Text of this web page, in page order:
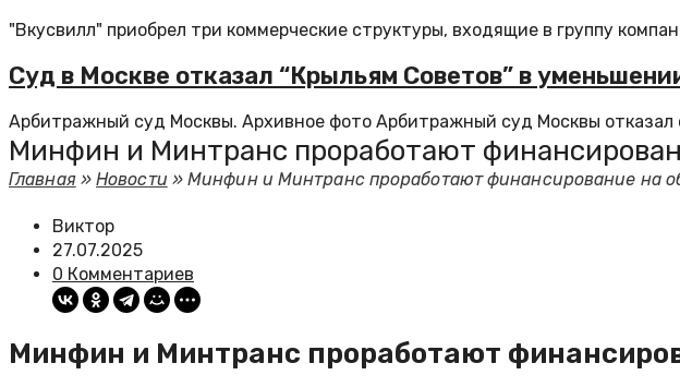
"Вкусвилл" приобрел три коммерческие структуры, входящие в группу
Суд в Москве отказал “Крыльям Советов” в
Арбитражный суд Москвы. Архивное фото Арбитражный суд Москвы отказал
Минфин и Минтранс проработают
Главная»Новости »Минфин и Минтранс проработают финансирование на
Виктор
27.07.2025
0 Комментариев
Минфин и Минтранс проработают